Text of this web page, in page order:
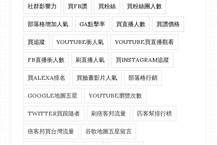
社群影響力 買FB讚 買粉絲 買粉絲團人數
部落格增加人氣 GA點擊率 買直播人數 買讚價格
買追蹤 YOUTUBE衝人氣 YOUTUBE買直播觀看
FB直播衝人數 刷直播人氣 買INSTAGRAM追蹤
買ALEXA排名 買臉書影片人氣 部落格行銷
GOOGLE地圖五星 YOUTUBE瀏覽次數
TWITTER買跟隨者 刷痞客邦流量 匹客幫排行榜
痞客邦買台灣流量 谷歌地圖五星留言